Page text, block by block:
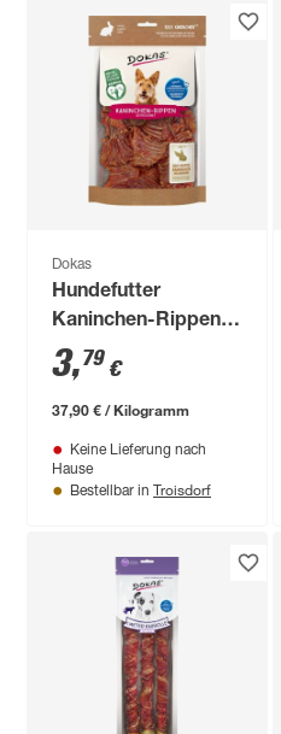
Dokas
Hundefutter
Kaninchen-Rippen
100 g
3,79 €
37,90 € / Kilogramm
Keine Lieferung nach
Hause
Bestellbar in Troisdorf